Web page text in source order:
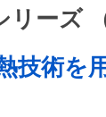
ーズ
技術